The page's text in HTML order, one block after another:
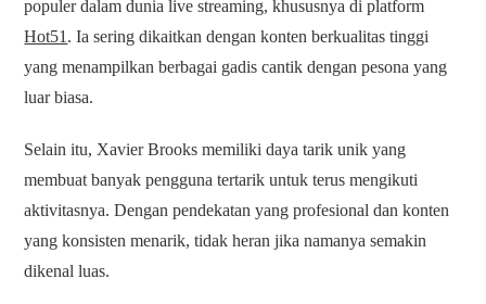
populer dalam dunia live streaming, khususnya di platform
Hot51 . Ia sering dikaitkan dengan konten berkualitas tinggi
yang menampilkan berbagai gadis cantik dengan pesona yang
luar biasa.
Selain itu, Xavier Brooks memiliki daya tarik unik yang
membuat banyak pengguna tertarik untuk terus mengikuti
aktivitasnya. Dengan pendekatan yang profesional dan konten
yang konsisten menarik, tidak heran jika namanya semakin
dikenal luas.